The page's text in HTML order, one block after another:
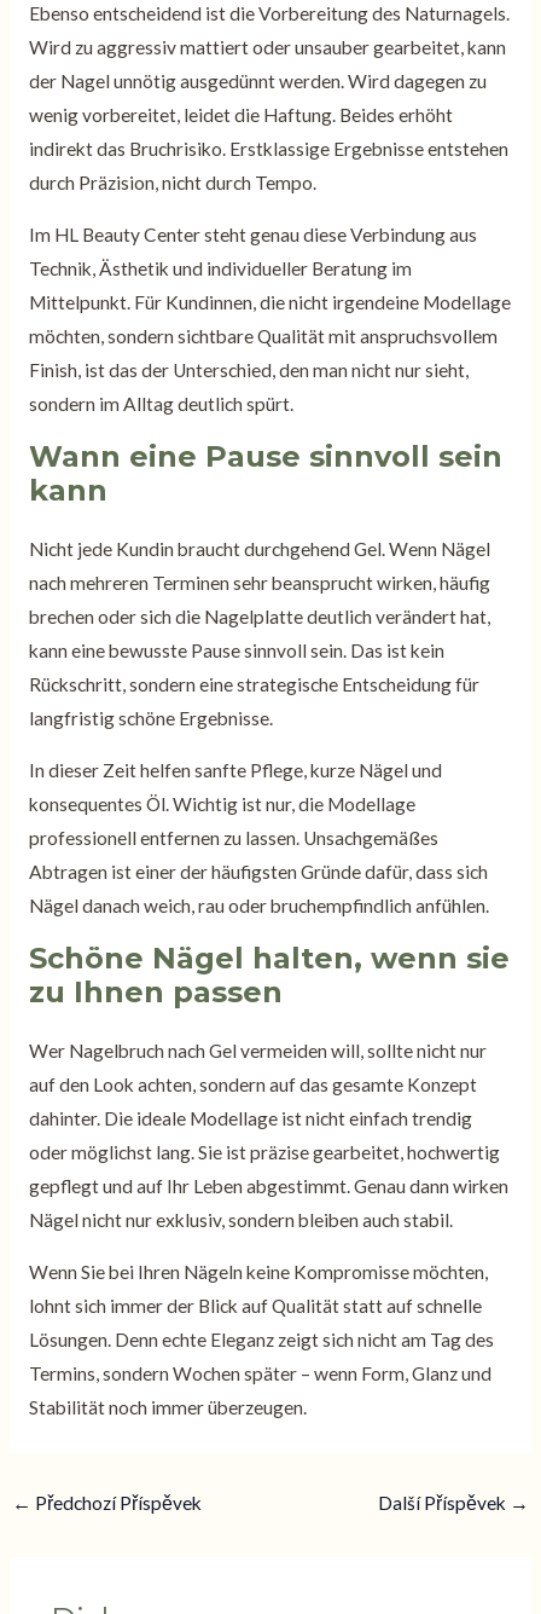
Ebenso entscheidend ist die Vorbereitung des Naturnagels.
Wird zu aggressiv mattiert oder unsauber gearbeitet, kann
der Nagel unnötig ausgedünnt werden. Wird dagegen zu
wenig vorbereitet, leidet die Haftung. Beides erhöht
indirekt das Bruchrisiko. Erstklassige Ergebnisse entstehen
durch Präzision, nicht durch Tempo.
Im HL Beauty Center steht genau diese Verbindung aus
Technik, Ästhetik und individueller Beratung im
Mittelpunkt. Für Kundinnen, die nicht irgendeine Modellage
möchten, sondern sichtbare Qualität mit anspruchsvollem
Finish, ist das der Unterschied, den man nicht nur sieht,
sondern im Alltag deutlich spürt.
Wann eine Pause sinnvoll sein
kann
Nicht jede Kundin braucht durchgehend Gel. Wenn Nägel
nach mehreren Terminen sehr beansprucht wirken, häufig
brechen oder sich die Nagelplatte deutlich verändert hat,
kann eine bewusste Pause sinnvoll sein. Das ist kein
Rückschritt, sondern eine strategische Entscheidung für
langfristig schöne Ergebnisse.
In dieser Zeit helfen sanfte Pflege, kurze Nägel und
konsequentes Öl. Wichtig ist nur, die Modellage
professionell entfernen zu lassen. Unsachgemäßes
Abtragen ist einer der häufigsten Gründe dafür, dass sich
Nägel danach weich, rau oder bruchempfindlich anfühlen.
Schöne Nägel halten, wenn sie
zu Ihnen passen
Wer Nagelbruch nach Gel vermeiden will, sollte nicht nur
auf den Look achten, sondern auf das gesamte Konzept
dahinter. Die ideale Modellage ist nicht einfach trendig
oder möglichst lang. Sie ist präzise gearbeitet, hochwertig
gepflegt und auf Ihr Leben abgestimmt. Genau dann wirken
Nägel nicht nur exklusiv, sondern bleiben auch stabil.
Wenn Sie bei Ihren Nägeln keine Kompromisse möchten,
lohnt sich immer der Blick auf Qualität statt auf schnelle
Lösungen. Denn echte Eleganz zeigt sich nicht am Tag des
Termins, sondern Wochen später – wenn Form, Glanz und
Stabilität noch immer überzeugen.
← Předchozí Příspěvek Další Příspěvek →